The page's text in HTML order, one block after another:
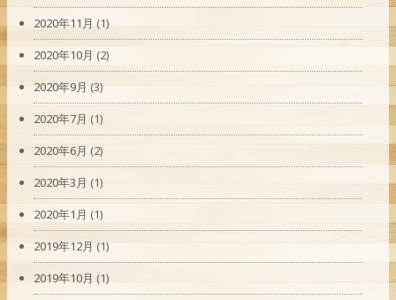
2020年11月 (1)
2020年10月 (2)
2020年9月 (3)
2020年7月 (1)
2020年6月 (2)
2020年3月 (1)
2020年1月 (1)
2019年12月 (1)
2019年10月 (1)